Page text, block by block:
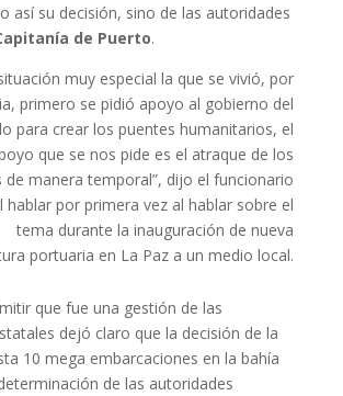
así su decisión, sino de las autoridades
de Puerto.
muy especial la que se vivió, por
primero se pidió apoyo al gobierno del
para crear los puentes humanitarios, el
que se nos pide es el atraque de los
de manera temporal”, dijo el funcionario
hablar por primera vez al hablar sobre el
tema durante la inauguración de nueva
portuaria en La Paz a un medio local.
que fue una gestión de las
dejó claro que la decisión de la
10 mega embarcaciones en la bahía
de las autoridades